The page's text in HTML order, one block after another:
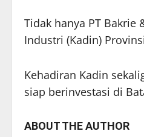
Tidak hanya PT
Industri (Kadin)
Kehadiran Kadin
siap berinvestasi di
ABOUT THE AUTHOR